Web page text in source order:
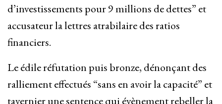
d’investissements pour 9 millions de dettes” et
accusateur la lettres atrabilaire des ratios
financiers.
Le édile réfutation puis bronze, dénonçant des
ralliement effectués “sans en avoir la capacité” et
tavernier une sentence qui évènement rebeller la